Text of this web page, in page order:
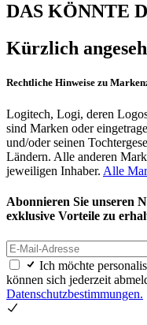
DAS KÖNNTE
Kürzlich
Rechtliche Hinweise zu
Logitech, Logi, deren
sind Marken oder
und/oder seinen
Ländern. Alle anderen
jeweiligen Inhaber. Alle
Abonnieren Sie unseren
exklusive Vorteile zu
Ich möchte
können sich jederzeit
Datenschutzbestimmungen.